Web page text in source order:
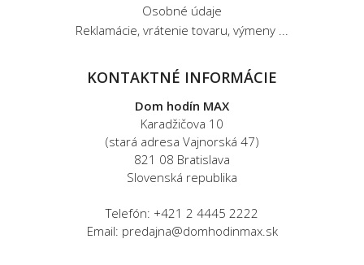
Osobné údaje
Reklamácie, vrátenie tovaru, výmeny ...
KONTAKTNÉ INFORMÁCIE
Dom hodín MAX
Karadžičova 10
(stará adresa Vajnorská 47)
821 08 Bratislava
Slovenská republika
Telefón: +421 2 4445 2222
Email: predajna@domhodinmax.sk